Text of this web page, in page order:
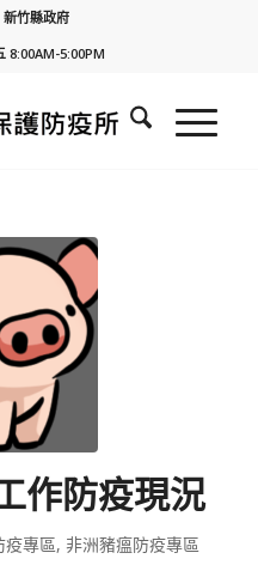
新竹縣政府
8:00AM-5:00PM
作防疫現況
疫專區, 非洲豬瘟防疫專區